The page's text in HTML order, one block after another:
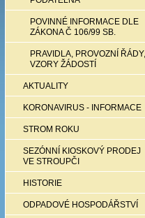
POVINNÉ INFORMACE DLE
ZÁKONA Č 106/99 SB.
PRAVIDLA, PROVOZNÍ ŘÁDY,
VZORY ŽÁDOSTÍ
AKTUALITY
KORONAVIRUS - INFORMACE
STROM ROKU
SEZÓNNÍ KIOSKOVÝ PRODEJ
VE STROUPČI
HISTORIE
ODPADOVÉ HOSPODÁŘSTVÍ